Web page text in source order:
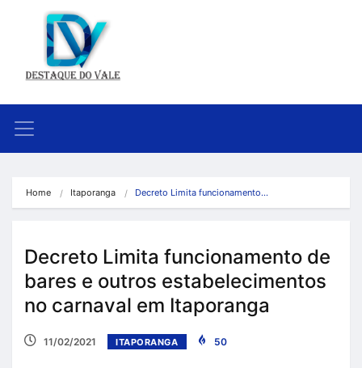
Home Itaporanga Decreto Limita funcionamento…
Decreto Limita funcionamento de
bares e outros estabelecimentos
no carnaval em Itaporanga
11/02/2021 ITAPORANGA 50